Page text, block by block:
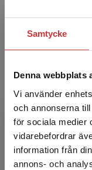
Samtycke
Denna webbplats
Vi använder
och annonserna
för sociala medier
vidarebefordrar
information från
annons- och
universitet.
har varit en